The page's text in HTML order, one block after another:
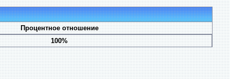
Процентное отношение
100%